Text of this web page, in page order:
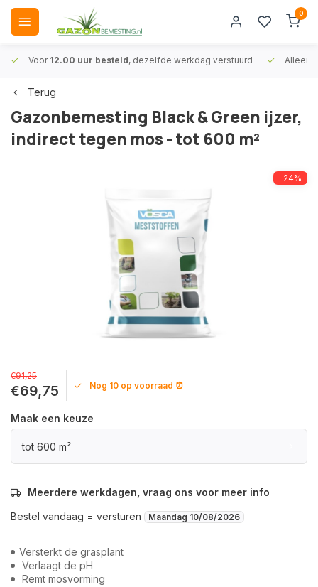
0
Voor 12.00 uur besteld, dezelfde werkdag verstuurd Alleen
Terug
Gazonbemesting Black & Green ijzer,
indirect tegen mos - tot 600 m²
-24%
€91,25
€69,75 Nog 10 op voorraad ⏰
Maak een keuze
tot 600 m²
Meerdere werkdagen, vraag ons voor meer info
Bestel vandaag = versturen
Maandag 10/08/2026
Versterkt de grasplant
Verlaagt de pH
Remt mosvorming